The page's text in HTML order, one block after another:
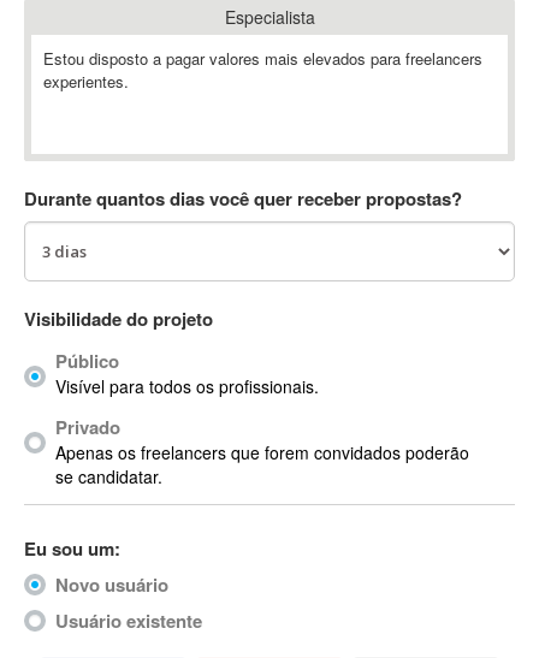
Ableton Push
Abstract
AC3
ACID Pro
ACPI
Acrobat
Acrobat X
Acronis
ACT
Actimize
ActionScript
ActionScript 3
Especialista
Estou disposto a pagar valores mais elevados para freelancers
experientes.
Durante quantos dias você quer receber propostas?
Visibilidade do projeto
Público
Visível para todos os profissionais.
Privado
Apenas os freelancers que forem convidados poderão
se candidatar.
Eu sou um:
Novo usuário
Usuário existente